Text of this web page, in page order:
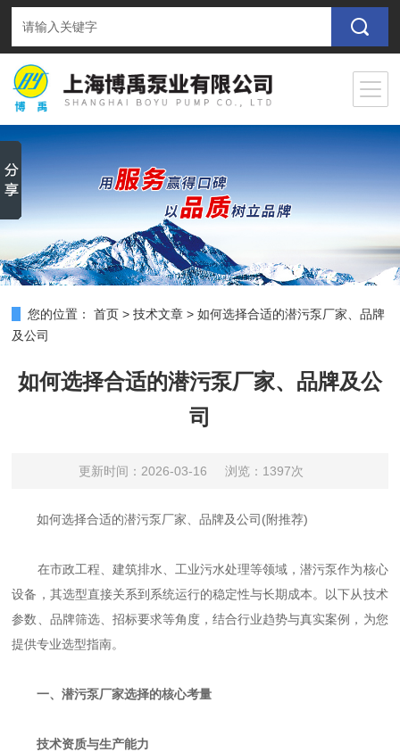
您的位置： 首页 >技术文章 >如何选择合适的潜污泵厂家、品牌
及公司
如何选择合适的潜污泵厂家、品牌及公
司
更新时间：2026-03-16 浏览：1397次
如何选择合适的潜污泵厂家、品牌及公司(附推荐)
在市政工程、建筑排水、工业污水处理等领域，潜污泵作为核心
设备，其选型直接关系到系统运行的稳定性与长期成本。以下从技术
参数、品牌筛选、招标要求等角度，结合行业趋势与真实案例，为您
提供专业选型指南。
一、潜污泵厂家选择的核心考量
技术资质与生产能力